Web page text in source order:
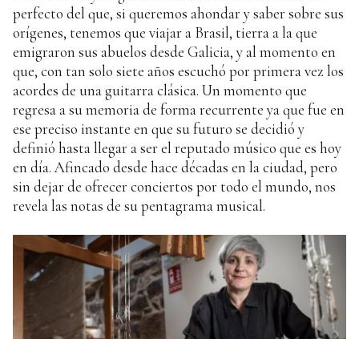
perfecto del que, si queremos ahondar y saber sobre sus
orígenes, tenemos que viajar a Brasil, tierra a la que
emigraron sus abuelos desde Galicia, y al momento en
que, con tan solo siete años escuchó por primera vez los
acordes de una guitarra clásica. Un momento que
regresa a su memoria de forma recurrente ya que fue en
ese preciso instante en que su futuro se decidió y
definió hasta llegar a ser el reputado músico que es hoy
en día. Afincado desde hace décadas en la ciudad, pero
sin dejar de ofrecer conciertos por todo el mundo, nos
revela las notas de su pentagrama musical.